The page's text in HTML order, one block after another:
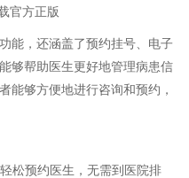
能，还涵盖了预约挂号、电子
够帮助医生更好地管理病患信
能够方便地进行咨询和预约，
松预约医生，无需到医院排